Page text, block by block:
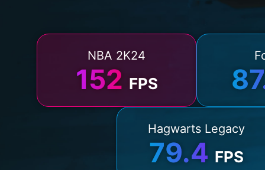
NBA 2K24
152 FPS
Hagwarts Legacy
79.4 FPS